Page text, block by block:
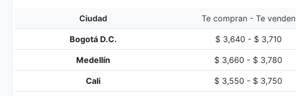
Ciudad Te compran - Te venden
Bogotá D.C. $ 3,640 - $ 3,710
Medellín $ 3,660 - $ 3,780
Cali $ 3,550 - $ 3,750